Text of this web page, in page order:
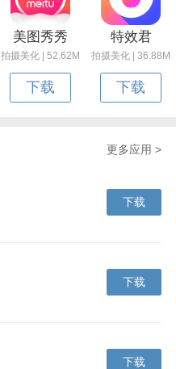
美图秀秀
拍摄美化 | 52.62M
下载
特效君
拍摄美化 | 36.88M
下载
更多应用 >
下载
下载
下载